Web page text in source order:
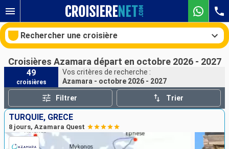
Rechercher une croisière
Nos destinations
Mois de départ
Ports Compagnies
Croisières Azamara départ en octobre 2026 - 2027
49
croisières
Vos critères de recherche :
Azamara - octobre 2026 - 2027
Filtrer Trier
TURQUIE, GRÈCE
8 jours, Azamara Quest